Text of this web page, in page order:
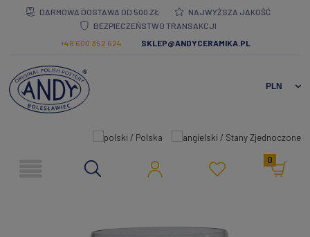
DARMOWA DOSTAWA OD 500 ZŁ
NAJWYŻSZA JAKOŚĆ
BEZPIECZEŃSTWO TRANSAKCJI
+48 600 352 624
SKLEP@ANDYCERAMIKA.PL
0